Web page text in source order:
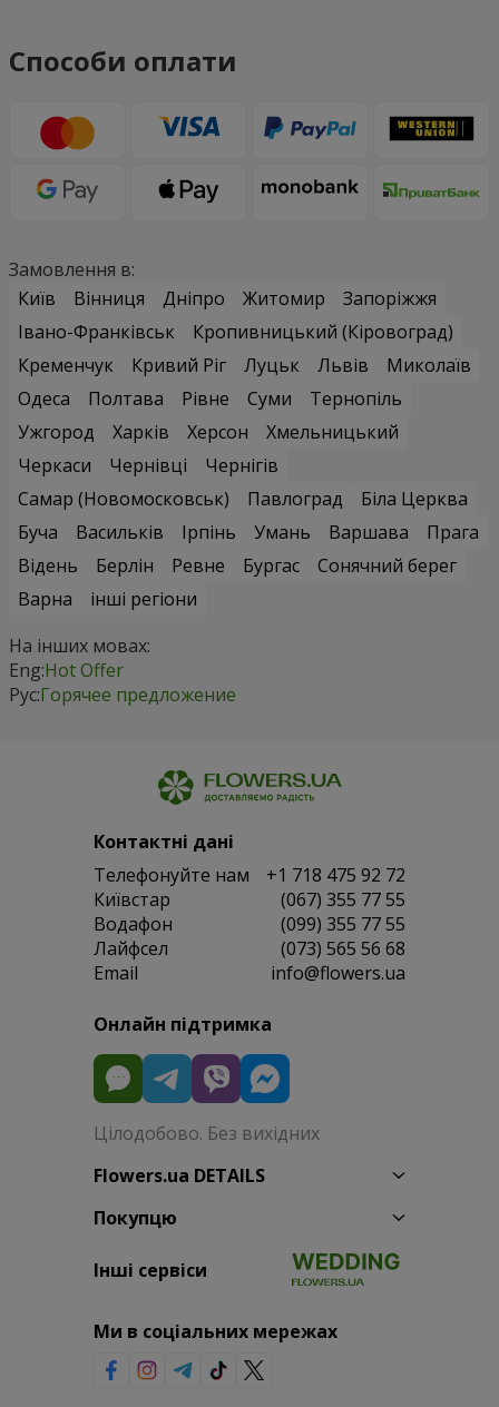
Способи оплати
Замовлення в:
Київ
Вінниця Дніпро Житомир
Запоріжжя
Івано-Франківськ
Кропивницький (Кіровоград)
Кременчук
Кривий Ріг Луцьк Львів
Миколаїв
Одеса
Полтава Рівне Суми
Тернопіль
Ужгород
Харків Херсон
Хмельницький
Черкаси
Чернівці
Чернігів
Самар (Новомосковськ)
Павлоград
Біла Церква
Буча
Васильків Ірпінь Умань Варшава
Прага
Відень
Берлін Ревне Бургас
Сонячний берег
Варна
інші регіони
На інших мовах:
Eng:Hot Offer
Рус:Горячее предложение
Контактні дані
Телефонуйте нам
+1 718 475 92 72
Київстар
(067) 355 77 55
Водафон
(099) 355 77 55
Лайфсел
(073) 565 56 68
Email
info@flowers.ua
Онлайн підтримка
Цілодобово. Без вихідних
Flowers.ua DETAILS
Покупцю
Інші сервіси
Ми в соціальних мережах